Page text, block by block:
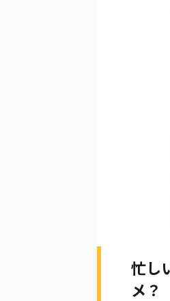
忙し
メ？